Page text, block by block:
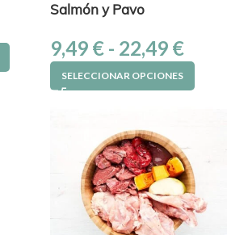
Salmón y Pavo
9,49 € - 22,49 €
SELECCIONAR OPCIONES